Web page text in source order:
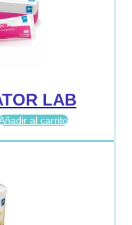
LAB
al carrito